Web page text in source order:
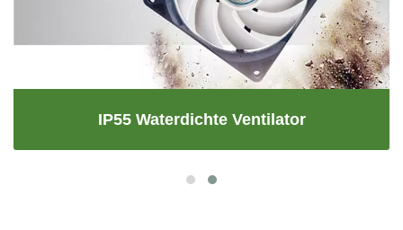
IP55 Waterdichte Ventilator